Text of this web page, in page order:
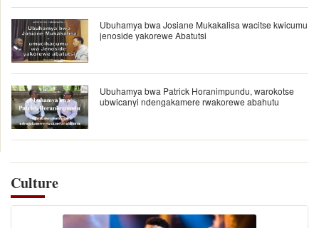
Ubuhamya bwa Josiane Mukakalisa wacitse kwicumu
jenoside yakorewe Abatutsi
Ubuhamya bwa Patrick Horanimpundu, warokotse
ubwicanyi ndengakamere rwakorewe abahutu
Culture